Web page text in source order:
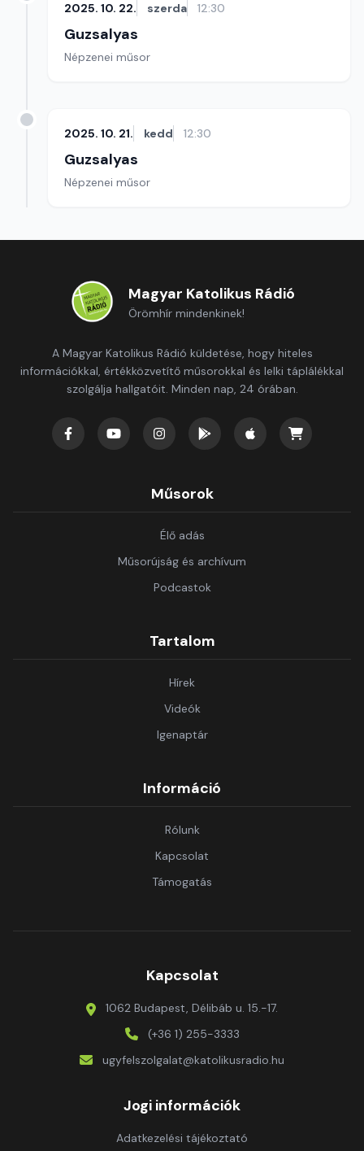
2025. 10. 22. szerda 12:30
Guzsalyas
Népzenei műsor
2025. 10. 21. kedd 12:30
Guzsalyas
Népzenei műsor
Magyar Katolikus Rádió
Örömhír mindenkinek!
A Magyar Katolikus Rádió küldetése, hogy hiteles
információkkal, értékközvetítő műsorokkal és lelki táplálékkal
szolgálja hallgatóit. Minden nap, 24 órában.
Műsorok
Élő adás
Műsorújság és archívum
Podcastok
Tartalom
Hírek
Videók
Igenaptár
Információ
Rólunk
Kapcsolat
Támogatás
Kapcsolat
1062 Budapest, Délibáb u. 15.-17.
(+36 1) 255-3333
ugyfelszolgalat@katolikusradio.hu
Jogi információk
Adatkezelési tájékoztató